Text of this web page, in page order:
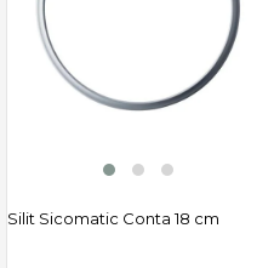
Silit Sicomatic Conta 18 cm